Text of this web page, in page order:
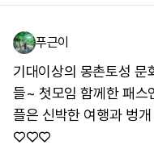
푸근이
기대이상의 몽촌토성
들~ 첫모임 함께한 패
플은 신박한 여행과 벙
♡♡♡